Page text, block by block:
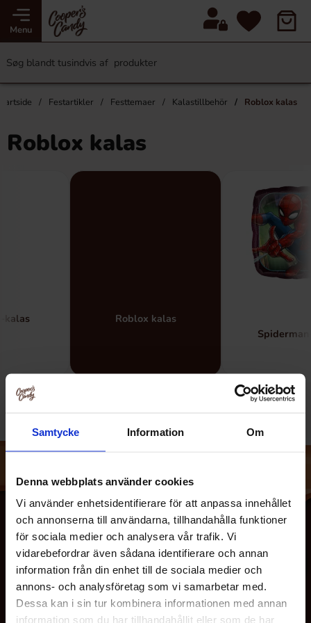
Samtycke Information Om
Denna webbplats använder cookies
Vi använder enhetsidentifierare för att anpassa innehållet
och annonserna till användarna, tillhandahålla funktioner
för sociala medier och analysera vår trafik. Vi
vidarebefordrar även sådana identifierare och annan
information från din enhet till de sociala medier och
annons- och analysföretag som vi samarbetar med.
Dessa kan i sin tur kombinera informationen med annan
information som du har tillhandahållit eller som de har
Menu
Festartikler Festtemaer Kalastillbehör Roblox kalas
Roblox kalas
kalas
Roblox kalas